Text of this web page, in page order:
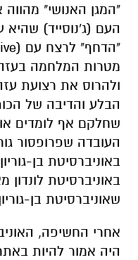
"המגן האנושי"
העם (ג'נוסייד) שהיא
"הדחף" לרצח עם (
מטרות המלחמה בעזה
ולהרוס את רצועת
הבלע והדיבה של
שחלקם אף לומדים
העובדה שפרופסור
באוניברסיטת בן-
שאוניברסיטת בן-
אחרי החשיפה,
היה אמור להיות